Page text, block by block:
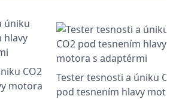
CO2
motora
Tester tesnosti a úniku
pod tesnením hlavy